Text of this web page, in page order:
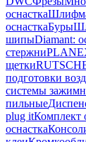
оснастка
оснасткаБуры
шипыDiamant:
стержни
щетки
подготовки
системы
пильные
plug itКомплект
оснастка